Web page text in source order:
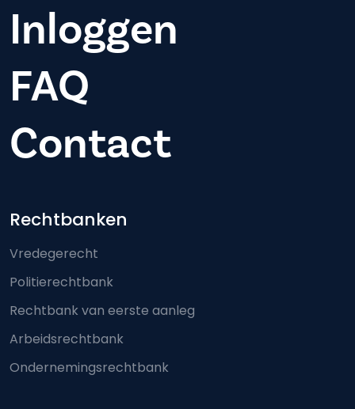
Inloggen
FAQ
Contact
Footer-menu
Rechtbanken
Vredegerecht
Politierechtbank
Rechtbank van eerste aanleg
Arbeidsrechtbank
Ondernemingsrechtbank